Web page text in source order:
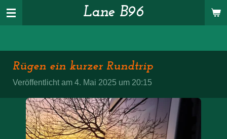
Zum
Hauptinhalt
Lane B96
Rügen ein kurzer Rundtrip
Veröffentlicht am 4. Mai 2025 um 20:15